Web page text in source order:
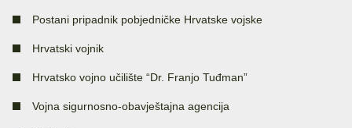
Postani pripadnik pobjedničke Hrvatske vojske
Hrvatski vojnik
Hrvatsko vojno učilište “Dr. Franjo Tuđman”
Vojna sigurnosno-obavještajna agencija